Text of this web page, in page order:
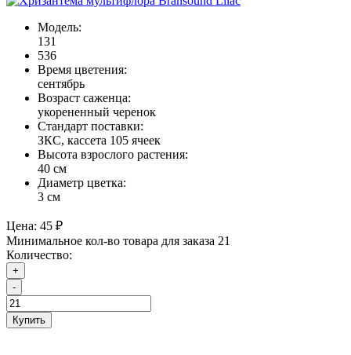
Модель:
131
536
Время цветения:
сентябрь
Возраст саженца:
укорененный черенок
Стандарт поставки:
ЗКС, кассета 105 ячеек
Высота взрослого растения:
40 см
Диаметр цветка:
3 см
Цена: 45 ₽
Минимальное кол-во товара для заказа 21
Количество:
+
-
Купить